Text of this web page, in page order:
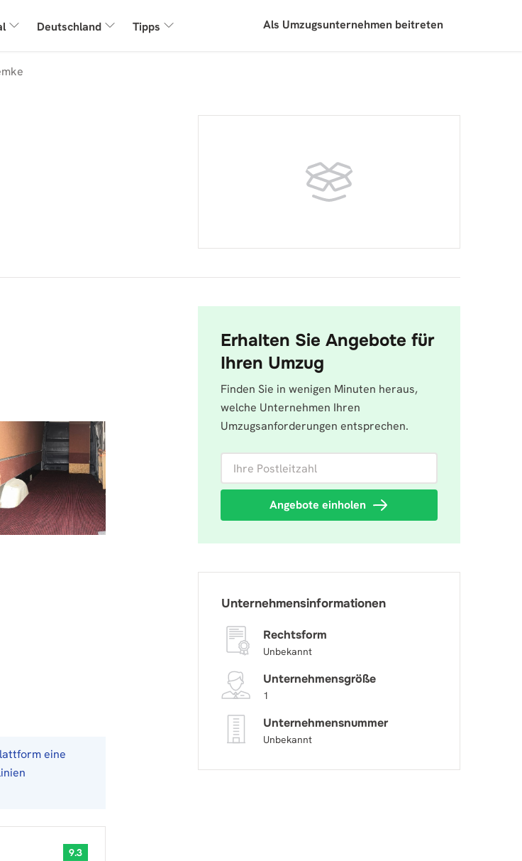
Deutschland Tipps Als Umzugsunternehmen beitreten
eine
9.3
Erhalten Sie Angebote für
Ihren Umzug
Finden Sie in wenigen Minuten heraus,
welche Unternehmen Ihren
Umzugsanforderungen entsprechen.
Angebote einholen
Unternehmensinformationen
Rechtsform
Unbekannt
Unternehmensgröße
1
Unternehmensnummer
Unbekannt